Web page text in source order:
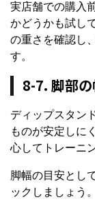
実店舗での購入
かどうかも試し
の重さを確認し
す。
8-7. 脚部
ディップスタン
ものが安定しに
心してトレーニ
脚幅の目安とし
ックしましょう。